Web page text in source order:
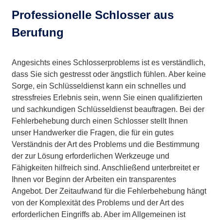
Professionelle Schlosser aus
Berufung
Angesichts eines Schlosserproblems ist es verständlich,
dass Sie sich gestresst oder ängstlich fühlen. Aber keine
Sorge, ein Schlüsseldienst kann ein schnelles und
stressfreies Erlebnis sein, wenn Sie einen qualifizierten
und sachkundigen Schlüsseldienst beauftragen. Bei der
Fehlerbehebung durch einen Schlosser stellt Ihnen
unser Handwerker die Fragen, die für ein gutes
Verständnis der Art des Problems und die Bestimmung
der zur Lösung erforderlichen Werkzeuge und
Fähigkeiten hilfreich sind. Anschließend unterbreitet er
Ihnen vor Beginn der Arbeiten ein transparentes
Angebot. Der Zeitaufwand für die Fehlerbehebung hängt
von der Komplexität des Problems und der Art des
erforderlichen Eingriffs ab. Aber im Allgemeinen ist